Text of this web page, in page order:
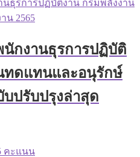
นักงานธุรการปฏิบัติ
ทดแทนและอนุรักษ์
บปรับปรุงล่าสุด
คะแนน